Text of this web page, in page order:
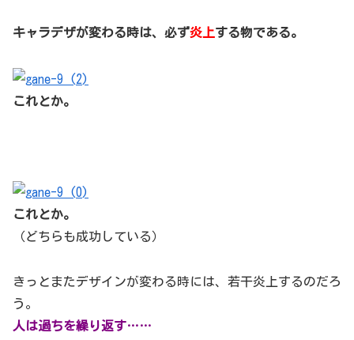
キャラデザが変わる時は、必ず炎上する物である。
これとか。
これとか。
（どちらも成功している）
きっとまたデザインが変わる時には、若干炎上するのだろ
う。
人は過ちを繰り返す……